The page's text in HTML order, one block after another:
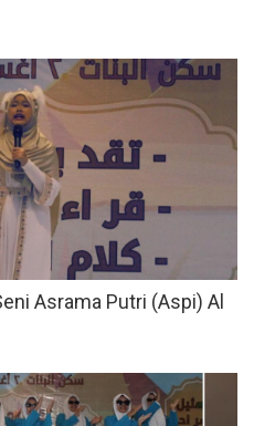
Asrama Putri (Aspi) Al